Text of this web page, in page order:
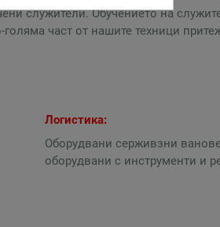
служители. Обучението на
част от нашите техници
Логистика:
Оборудвани серживзни
оборудвани с инструменти и